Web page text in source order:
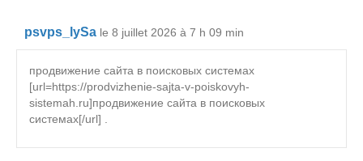
psvps_lySa le 8 juillet 2026 à 7 h 09 min
продвижение сайта в поисковых системах
[url=https://prodvizhenie-sajta-v-poiskovyh-
sistemah.ru]продвижение сайта в поисковых
системах[/url] .